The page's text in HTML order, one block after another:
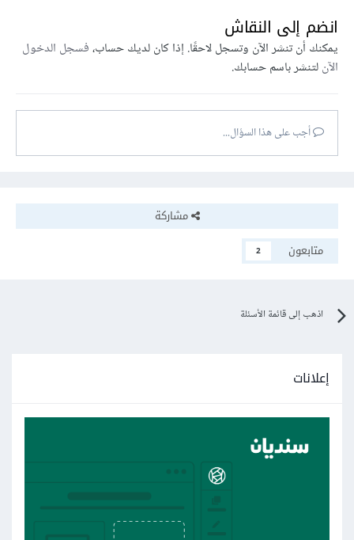
انضم إلى النقاش
يمكنك أن تنشر الآن وتسجل لاحقًا. إذا كان لديك حساب،فسجل الدخول
الآنلتنشر باسم حسابك.
أجب على هذا السؤال...
مشاركة
متابعون
2
اذهب إلى قائمة الأسئلة
إعلانات